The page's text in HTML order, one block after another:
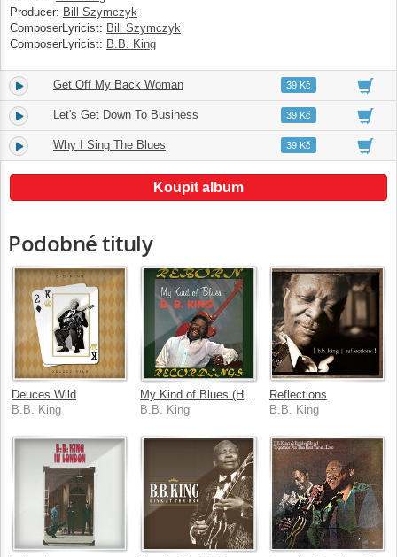
Producer: Bill Szymczyk
ComposerLyricist: Bill Szymczyk
ComposerLyricist: B.B. King
8. Get Off My Back Woman 03:1739 Kč
9. Let's Get Down To Business 03:3739 Kč
10. Why I Sing The Blues 08:4039 Kč
Koupit album
Podobné tituly
Deuces Wild
B.B. King
B.B. King
Reflections
B.B. King